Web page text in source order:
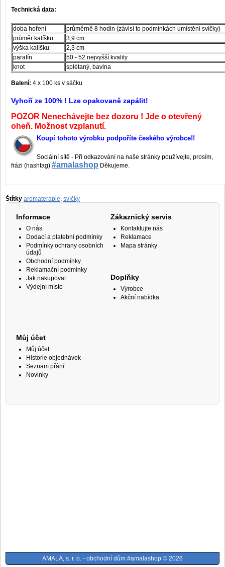
Technická data:
doba hoření
průměrně 8 hodin (závisí to podmínkách umístění svíčky)
průměr kalíšku
3,9 cm
výška kalíšku
2,3 cm
parafín
50 - 52 nejvyšší kvality
knot
splétaný, bavlna
Balení: 4 x 100 ks v sáčku
Vyhoří ze 100% ! Lze opakovaně zapálit!
POZOR Nenechávejte bez dozoru ! Jde o otevřený
oheň. Možnost vzplanutí.
Koupí tohoto výrobku podpoříte českého výrobce!!
Sociální sítě - Při odkazování na naše stránky používejte, prosím,
frázi (hashtag) #amalashop Děkujeme.
Štítky aromaterapie, svíčky
Informace
O nás
Dodací a platební podmínky
Podmínky ochrany osobních
údajů
Obchodní podmínky
Reklamační podmínky
Jak nakupovat
Výdejní místo
Zákaznický servis
Kontaktujte nás
Reklamace
Mapa stránky
Doplňky
Výrobce
Akční nabídka
Můj účet
Můj účet
Historie objednávek
Seznam přání
Novinky
AMALA, s. r. o. - obchodní dům #amalashop © 2026